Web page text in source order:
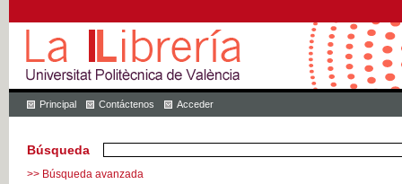
Principal Contáctenos Acceder
Búsqueda
>> Búsqueda avanzada